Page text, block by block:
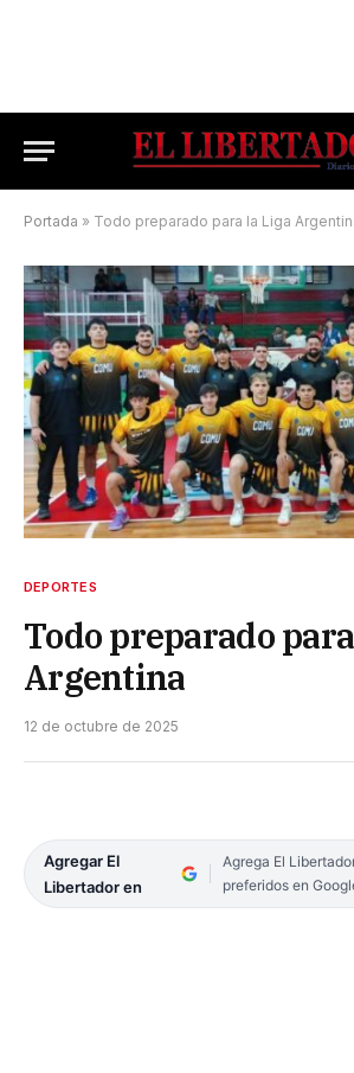
Portada » Todo preparado para la Liga
DEPORTES
Todo preparado
Argentina
12 de octubre de 2025
Agregar El
Libertador en
Agrega El
preferidos en